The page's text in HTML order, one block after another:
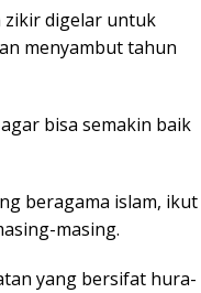
zikir digelar untuk
menyambut tahun
bisa semakin baik
beragama islam, ikut
masing.
yang bersifat hura-